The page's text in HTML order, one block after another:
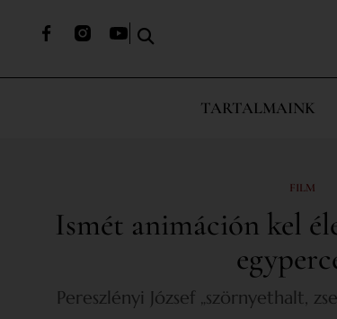
TARTALMAINK
FILM
Ismét animáción kel
Pereszlényi József „szörnyethalt,